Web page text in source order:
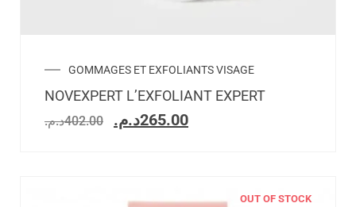
GOMMAGES ET EXFOLIANTS VISAGE
NOVEXPERT L’EXFOLIANT EXPERT
402.00د.م. 265.00د.م.
OUT OF STOCK